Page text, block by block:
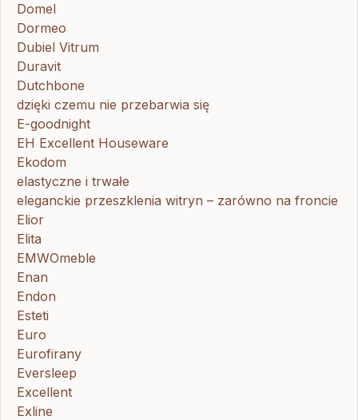
Domel
Dormeo
Dubiel Vitrum
Duravit
Dutchbone
dzięki czemu nie przebarwia się
E-goodnight
EH Excellent Houseware
Ekodom
elastyczne i trwałe
eleganckie przeszklenia witryn – zarówno na froncie
Elior
Elita
EMWOmeble
Enan
Endon
Esteti
Euro
Eurofirany
Eversleep
Excellent
Exline